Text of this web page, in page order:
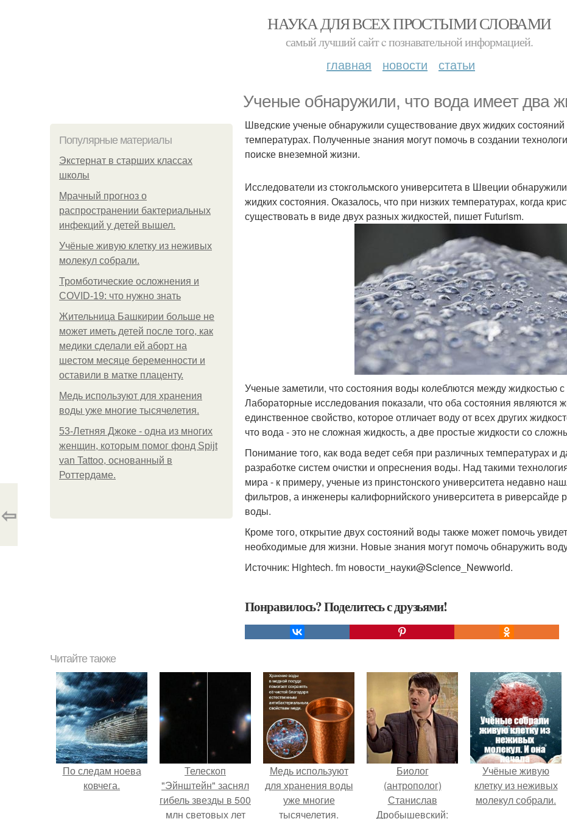
НАУКА ДЛЯ ВСЕХ ПРОСТЫМИ СЛОВАМИ
самый лучший сайт c познавательной информацией.
главная новости статьи
Ученые обнаружили, что вода имеет два
Популярные материалы
Экстернат в старших классах
школы
Мрачный прогноз о
распространении бактериальных
инфекций у детей вышел.
Учёные живую клетку из неживых
молекул собрали.
Тромботические осложнения и
COVID-19: что нужно знать
Жительница Башкирии больше не
может иметь детей после того, как
медики сделали ей аборт на
шестом месяце беременности и
оставили в матке плаценту.
Медь используют для хранения
воды уже многие тысячелетия.
53-Летняя Джоке - одна из многих
женщин, которым помог фонд Spijt
van Tattoo, основанный в
Роттердаме.
Шведские ученые обнаружили существование двух жидких
температурах. Полученные знания могут помочь в создании
поиске внеземной жизни.
Исследователи из стокгольмского университета в Швеции
жидких состояния. Оказалось, что при низких температурах, когда
существовать в виде двух разных жидкостей, пишет Futurism.
Ученые заметили, что состояния воды колеблются между жидкостью
Лабораторные исследования показали, что оба состояния являются
единственное свойство, которое отличает воду от всех других
что вода - это не сложная жидкость, а две простые жидкости со
Понимание того, как вода ведет себя при различных температурах и
разработке систем очистки и опреснения воды. Над такими
мира - к примеру, ученые из принстонского университета недавно
фильтров, а инженеры калифорнийского университета в риверсайде
воды.
Кроме того, открытие двух состояний воды также может помочь
необходимые для жизни. Новые знания могут помочь обнаружить
Источник: Hightech. fm новости_науки@Science_Newworld.
Понравилось? Поделитесь с друзьями!
⇦
Читайте также
По следам ноева
ковчега.
Телескоп
"Эйнштейн" заснял
гибель звезды в 500
млн световых лет
Медь используют
для хранения воды
уже многие
тысячелетия.
Биолог
(антрополог)
Станислав
Дробышевский:
Учёные живую
клетку из неживых
молекул собрали.